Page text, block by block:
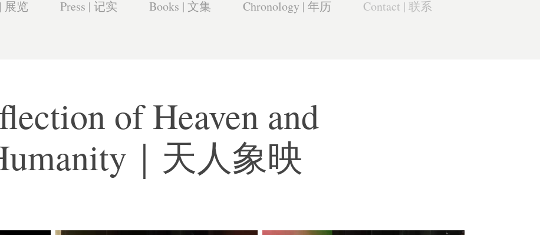
展览 Press | 记实 Books | 文集 Chronology | 年历 Contact | 联系
of Heaven and
｜天人象映